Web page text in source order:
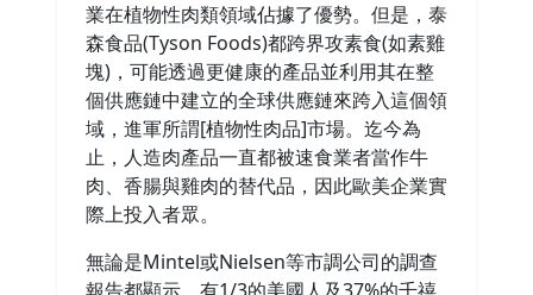
業在植物性肉類領域佔據了優勢。但是，泰
森食品(Tyson Foods)都跨界攻素食(如素雞
塊)，可能透過更健康的產品並利用其在整
個供應鏈中建立的全球供應鏈來跨入這個領
域，進軍所謂[植物性肉品]市場。迄今為
止，人造肉產品一直都被速食業者當作牛
肉、香腸與雞肉的替代品，因此歐美企業實
際上投入者眾。
無論是Mintel或Nielsen等市調公司的調查